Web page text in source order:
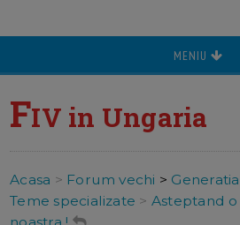
MENIU
FIV in Ungaria
Acasa > Forum vechi >
Teme specializate > Asteptand